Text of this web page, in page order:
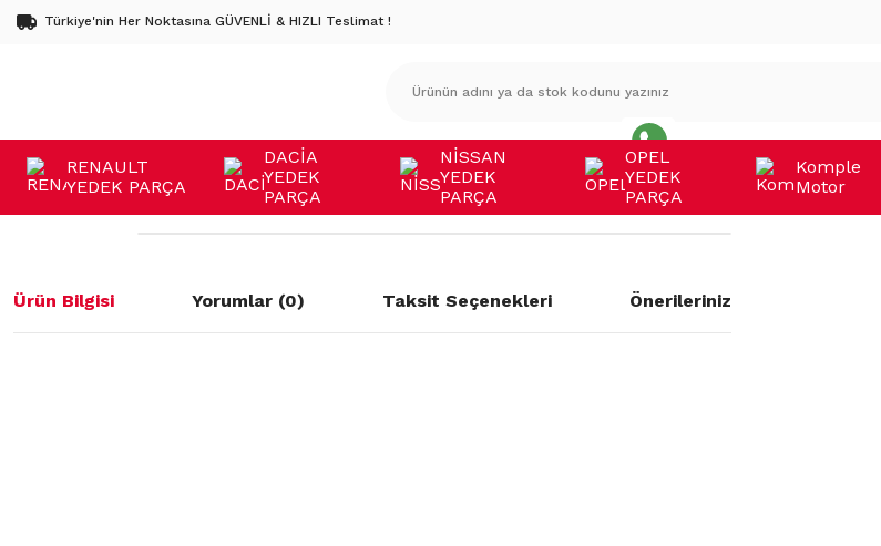
Türkiye'nin Her Noktasına GÜVENLİ & HIZLI Teslimat !
RENAULT
YEDEK PARÇA
DACİA
YEDEK
PARÇA
NİSSAN
YEDEK
PARÇA
OPEL
YEDEK
PARÇA
Komple
Motor
Ürün Bilgisi Yorumlar (0) Taksit Seçenekleri Önerileriniz